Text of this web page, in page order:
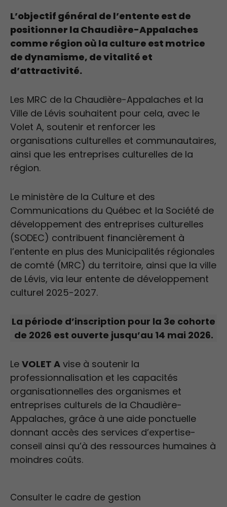
L’objectif général de l’entente est de
positionner la Chaudière-Appalaches
comme région où la culture est motrice
de dynamisme, de vitalité et
d’attractivité.
Les MRC de la Chaudière-Appalaches et la
Ville de Lévis souhaitent pour cela, avec le
Volet A, soutenir et renforcer les
organisations culturelles et communautaires,
ainsi que les entreprises culturelles de la
région.
Le ministère de la Culture et des
Communications du Québec et la Société de
développement des entreprises culturelles
(SODEC) contribuent financièrement à
l’entente en plus des Municipalités régionales
de comté (MRC) du territoire, ainsi que la ville
de Lévis, via leur entente de développement
culturel 2025-2027.
La période d’inscription pour la 3e cohorte
de 2026 est ouverte jusqu’au 14 mai 2026.
Le VOLET A vise à soutenir la
professionnalisation et les capacités
organisationnelles des organismes et
entreprises culturels de la Chaudière-
Appalaches, grâce à une aide ponctuelle
donnant accès des services d’expertise-
conseil ainsi qu’à des ressources humaines à
moindres coûts.
Consulter le cadre de gestion